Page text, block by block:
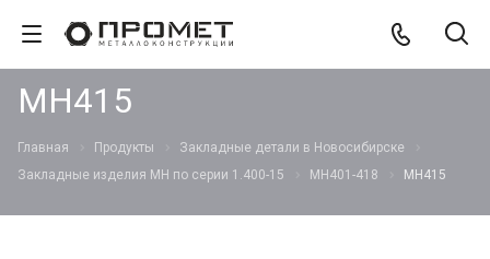
МН415
Главная Продукты
Закладные детали в Новосибирске
Закладные изделия МН по серии 1.400-15
МН401-418 МН415